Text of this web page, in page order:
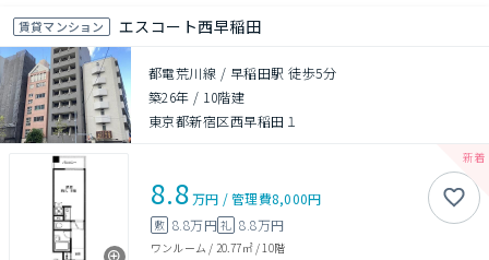
賃貸マンション エスコート西早稲田
都電荒川線 / 早稲田駅 徒歩5分
築26年 / 10階建
東京都新宿区西早稲田１
8.8万円 /管理費8,000円
敷 8.8万円礼 8.8万円
ワンルーム / 20.77㎡/ 10階